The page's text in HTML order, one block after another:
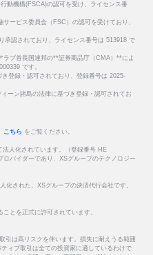
動機構(FSCA)の認可を受け、ライセンス番
ービス委員会（FSC）の認可を受けており、
承認されており、ライセンス番号は 513918 で
ブ首長国連邦の**証券商品庁（CMA）**によ
です。
登録・認可されており、登録番号は 2025-
ーン諸島の法律に基づき登録・認可されてお
こちら をご覧ください。
人化されています。（登録番号 HE
バイダーであり、XSグループのテクノロジー
された、XSグループの決済代行会社です。
とを正式に許可されています。
引は高リスクを伴います。損失に耐えうる範囲
ィブ取引は全ての投資家に適しているわけで